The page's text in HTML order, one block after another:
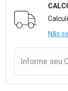
Formulário
Não
Informe seu